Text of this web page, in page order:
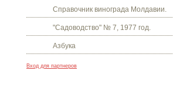
Справочник винограда Молдавии.
"Садоводство" № 7, 1977 год.
Азбука
Вход для партнеров